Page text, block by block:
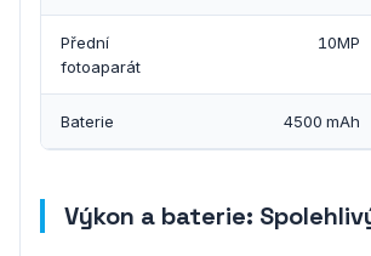
Přední
fotoaparát
10MP
Baterie 4500 mAh
Výkon a baterie: